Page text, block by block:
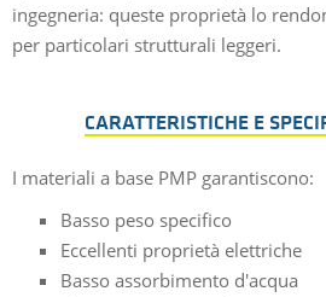
ingegneria: queste proprietà lo
per particolari strutturali leggeri.
CARATTERISTICHE E
I materiali a base PMP garantiscono:
Basso peso specifico
Eccellenti proprietà elettriche
Basso assorbimento d'acqua